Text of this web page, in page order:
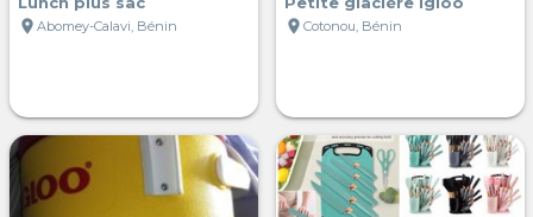
location_on Abomey-Calavi, Bénin
location_on Cotonou, Bénin